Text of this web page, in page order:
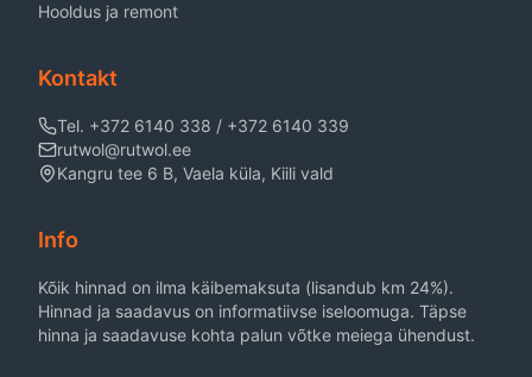
Hooldus ja remont
Kontakt
Tel. +372 6140 338 / +372 6140 339
rutwol@rutwol.ee
Kangru tee 6 B, Vaela küla, Kiili vald
Info
Kõik hinnad on ilma käibemaksuta (lisandub km 24%).
Hinnad ja saadavus on informatiivse iseloomuga. Täpse
hinna ja saadavuse kohta palun võtke meiega ühendust.